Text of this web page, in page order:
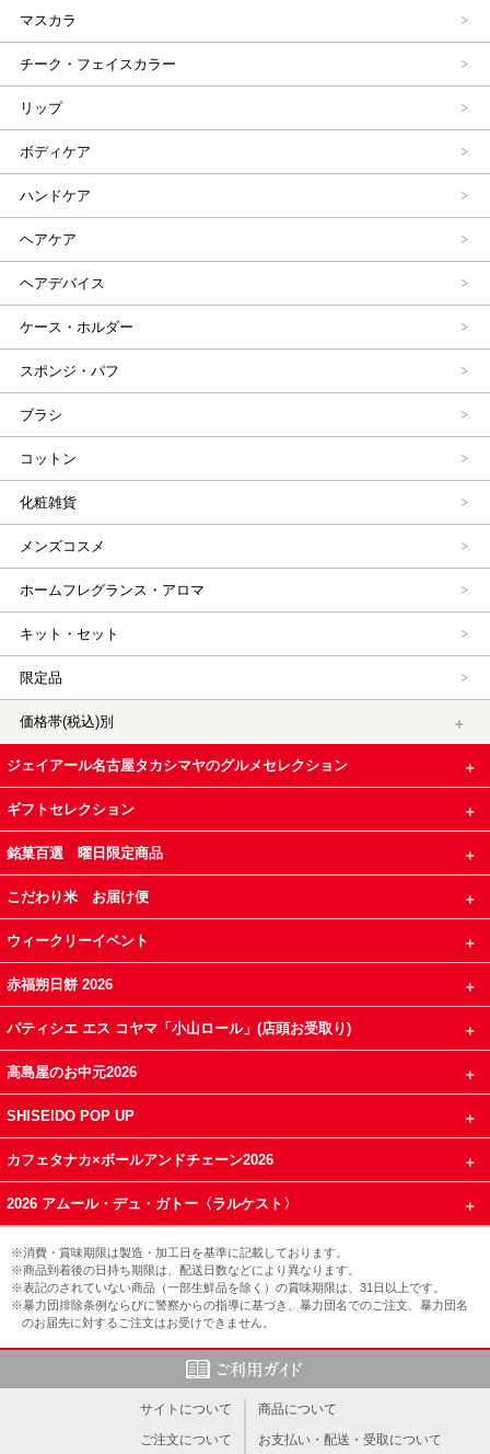
マスカラ
チーク・フェイスカラー
リップ
ボディケア
ハンドケア
ヘアケア
ヘアデバイス
ケース・ホルダー
スポンジ・パフ
ブラシ
コットン
化粧雑貨
メンズコスメ
ホームフレグランス・アロマ
キット・セット
限定品
価格帯(税込)別
ジェイアール名古屋タカシマヤのグルメセレクション
ギフトセレクション
銘菓百選 曜日限定商品
こだわり米 お届け便
ウィークリーイベント
赤福朔日餅 2026
パティシエ エス コヤマ「小山ロール」(店頭お受取り)
高島屋のお中元2026
SHISEIDO POP UP
カフェタナカ×ボールアンドチェーン2026
2026 アムール・デュ・ガトー〈ラルケスト〉
※消費・賞味期限は製造・加工日を基準に記載しております。
※商品到着後の日持ち期限は、配送日数などにより異なります。
※表記のされていない商品（一部生鮮品を除く）の賞味期限は、31日以上です。
※暴力団排除条例ならびに警察からの指導に基づき、暴力団名でのご注文、暴力団名
のお届先に対するご注文はお受けできません。
サイトについて
商品について
ご注文について
お支払い・配送・受取について